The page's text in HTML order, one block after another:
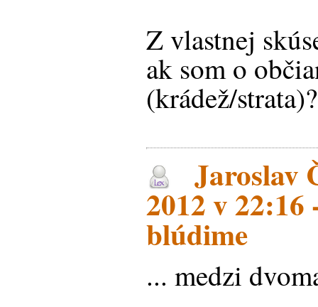
Z vlastnej
ak som o
(krádež/strata)?
Jaroslav
2012 v 22:16
blúdime
... medzi